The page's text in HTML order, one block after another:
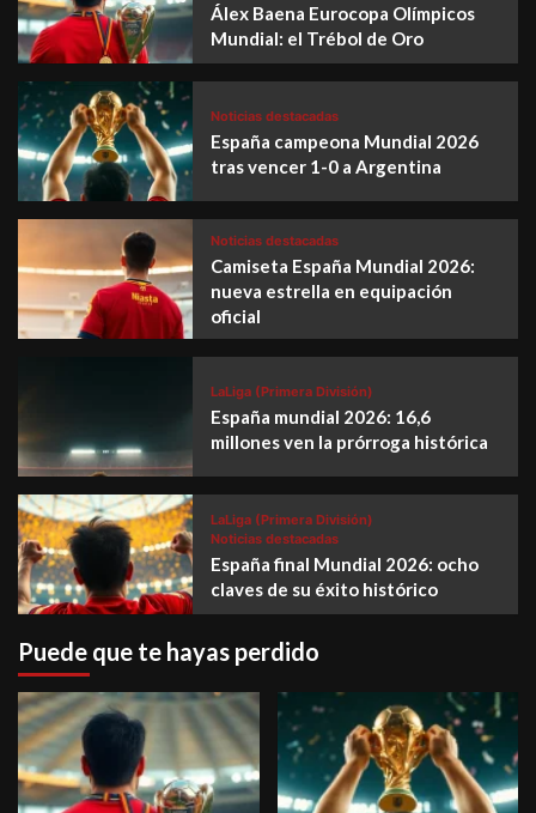
Álex Baena Eurocopa Olímpicos
Mundial: el Trébol de Oro
Noticias destacadas
España campeona Mundial 2026
tras vencer 1-0 a Argentina
Noticias destacadas
Camiseta España Mundial 2026:
nueva estrella en equipación
oficial
LaLiga (Primera División)
España mundial 2026: 16,6
millones ven la prórroga histórica
LaLiga (Primera División)
Noticias destacadas
España final Mundial 2026: ocho
claves de su éxito histórico
Puede que te hayas perdido